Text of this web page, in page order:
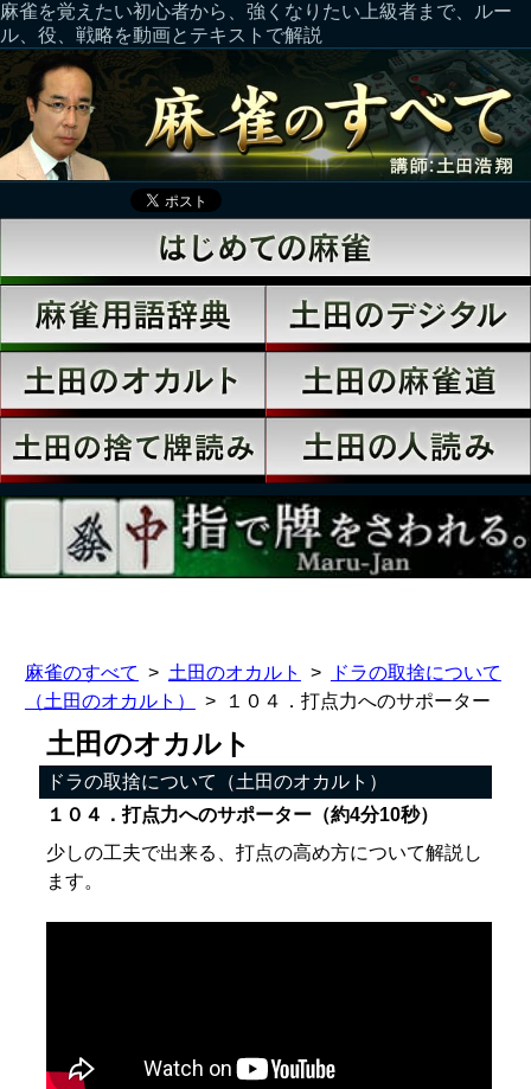
麻雀を覚えたい初心者から、強くなりたい上級者まで、ルー
ル、役、戦略を動画とテキストで解説
麻雀のすべて 土田のオカルト
ドラの取捨について
（土田のオカルト）
１０４．打点力へのサポーター
土田のオカルト
ドラの取捨について（土田のオカルト）
１０４．打点力へのサポーター（約4分10秒）
少しの工夫で出来る、打点の高め方について解説し
ます。